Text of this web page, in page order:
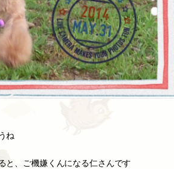
ね
と、ご機嫌くんになる仁さんです